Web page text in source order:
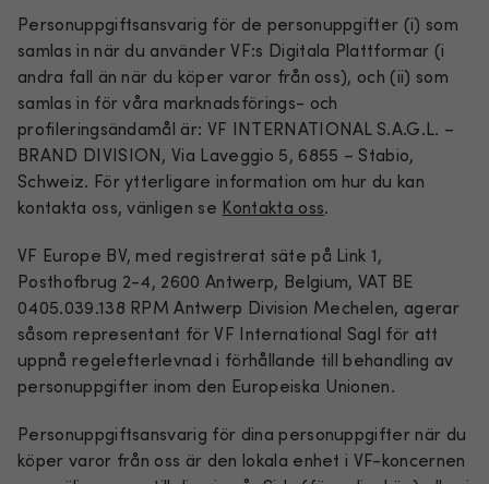
Personuppgiftsansvarig för de personuppgifter (i) som
samlas in när du använder VF:s Digitala Plattformar (i
andra fall än när du köper varor från oss), och (ii) som
samlas in för våra marknadsförings- och
profileringsändamål är: VF INTERNATIONAL S.A.G.L. –
BRAND DIVISION, Via Laveggio 5, 6855 – Stabio,
Schweiz. För ytterligare information om hur du kan
kontakta oss, vänligen se Kontakta oss.
VF Europe BV, med registrerat säte på Link 1,
Posthofbrug 2-4, 2600 Antwerp, Belgium, VAT BE
0405.039.138 RPM Antwerp Division Mechelen, agerar
såsom representant för VF International Sagl för att
uppnå regelefterlevnad i förhållande till behandling av
personuppgifter inom den Europeiska Unionen.
Personuppgiftsansvarig för dina personuppgifter när du
köper varor från oss är den lokala enhet i VF-koncernen